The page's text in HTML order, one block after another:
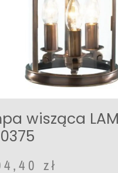
wisząca
zł